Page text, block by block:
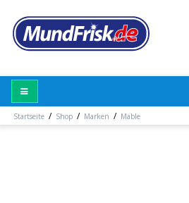
Startseite / Shop / Marken / Mable